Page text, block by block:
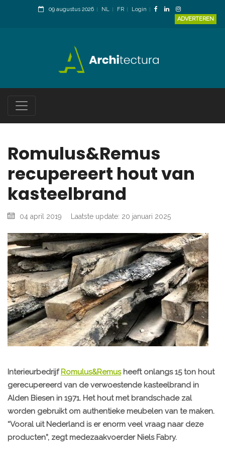
09 augustus 2026 NL FR
Login
ADVERTEREN
Romulus&Remus
recupereert hout van
kasteelbrand
04 april 2019 Laatste update: 20 januari 2025
Interieurbedrijf Romulus&Remusheeft onlangs 15 ton hout
gerecupereerd van de verwoestende kasteelbrand in
Alden Biesen in 1971. Het hout met brandschade zal
worden gebruikt om authentieke meubelen van te maken.
“Vooral uit Nederland is er enorm veel vraag naar deze
producten”, zegt medezaakvoerder Niels Fabry.